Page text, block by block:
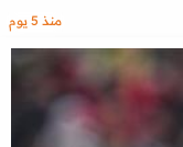
منذ 5 يوم